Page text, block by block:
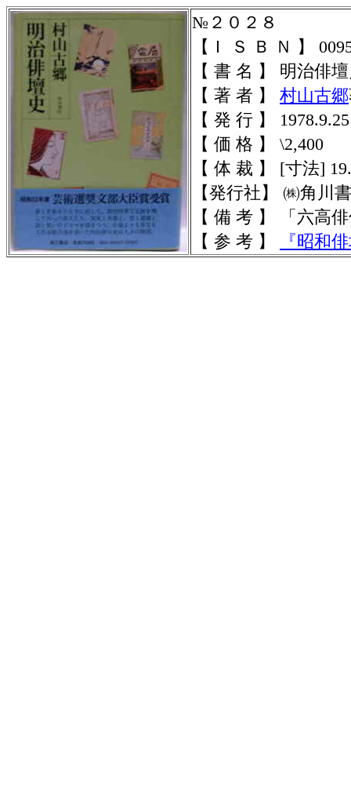
№２０２８
【Ｉ Ｓ Ｂ Ｎ 】
【 書 名 】 明治俳
【 著 者 】 村山古郷
【 発 行 】 1978.9.25
【 価 格 】 \2,400
【 体 裁 】 [寸法]
【発行社】 ㈱角川
【 備 考 】 「六高
【 参 考 】
『昭和